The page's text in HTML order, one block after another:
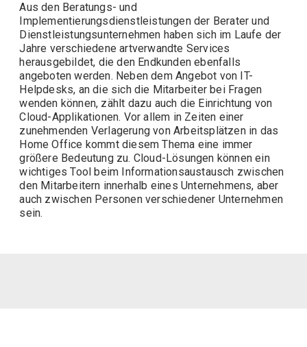
Aus den Beratungs- und
Implementierungsdienstleistungen der Berater und
Dienstleistungsunternehmen haben sich im Laufe der
Jahre verschiedene artverwandte Services
herausgebildet, die den Endkunden ebenfalls
angeboten werden. Neben dem Angebot von IT-
Helpdesks, an die sich die Mitarbeiter bei Fragen
wenden können, zählt dazu auch die Einrichtung von
Cloud-Applikationen. Vor allem in Zeiten einer
zunehmenden Verlagerung von Arbeitsplätzen in das
Home Office kommt diesem Thema eine immer
größere Bedeutung zu. Cloud-Lösungen können ein
wichtiges Tool beim Informationsaustausch zwischen
den Mitarbeitern innerhalb eines Unternehmens, aber
auch zwischen Personen verschiedener Unternehmen
sein.